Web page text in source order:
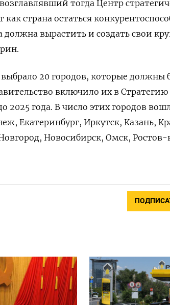
тогда Центр
как страна остаться
должна вырастить и создать свои
20 городов, которые должны
включило их в Стратегию
2025 года. В число этих городов
Екатеринбург, Иркутск, Казань,
Новосибирск, Омск,